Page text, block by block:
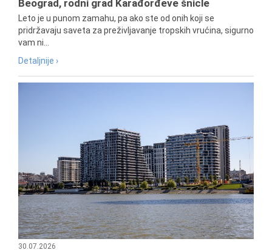
Beograd, rodni grad Karađorđeve šnicle
Leto je u punom zamahu, pa ako ste od onih koji se
pridržavaju saveta za preživljavanje tropskih vrućina, sigurno
vam ni...
Detaljnije ›
30.07.2026